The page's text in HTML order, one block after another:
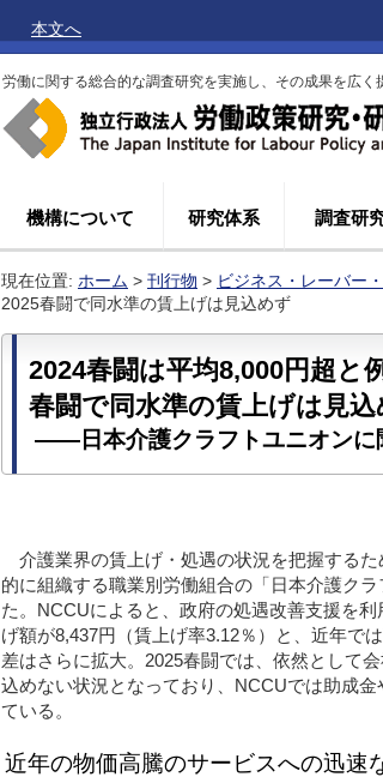
本文へ
労働に関する総合的な調査研究を実施し、その成果を広く
機構について 研究体系 調査研
現在位置: ホーム > 刊行物 > ビジネス・レーバー
2025春闘で同水準の賃上げは見込めず
2024春闘は平均8,000円超と
春闘で同水準の賃上げは見
――日本介護クラフトユニオンに
介護業界の賃上げ・処遇の状況を把握する
的に組織する職業別労働組合の「日本介護ク
た。NCCUによると、政府の処遇改善支援を
げ額が8,437円（賃上げ率3.12％）と、近年で
差はさらに拡大。2025春闘では、依然として
込めない状況となっており、NCCUでは助成
ている。
近年の物価高騰のサービスへの迅速